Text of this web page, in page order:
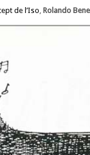
de l’Iso, Rolando